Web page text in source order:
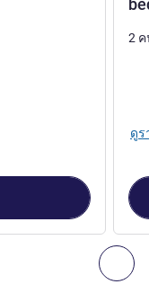
ถั
courtyard view - 1
2
ดูร